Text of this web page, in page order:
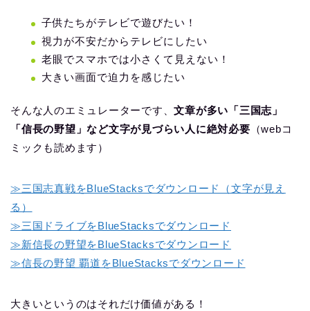
子供たちがテレビで遊びたい！
視力が不安だからテレビにしたい
老眼でスマホでは小さくて見えない！
大きい画面で迫力を感じたい
そんな人のエミュレーターです、文章が多い「三国志」
「信長の野望」など文字が見づらい人に絶対必要 （webコ
ミックも読めます）
≫三国志真戦をBlueStacksでダウンロード（文字が見え
る）
≫三国ドライブをBlueStacksでダウンロード
≫新信長の野望をBlueStacksでダウンロード
≫信長の野望 覇道をBlueStacksでダウンロード
大きいというのはそれだけ価値がある！